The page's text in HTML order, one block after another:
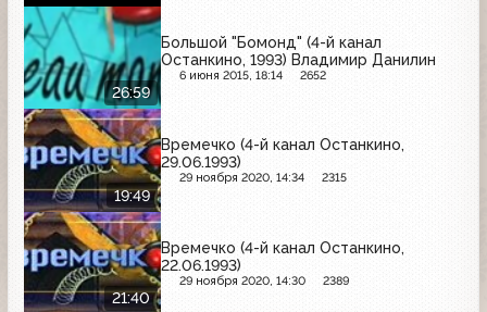
26:59
Большой "Бомонд" (4-й канал
Останкино, 1993) Владимир Данилин
6 июня 2015, 18:14 2652
19:49
Времечко (4-й канал Останкино,
29.06.1993)
29 ноября 2020, 14:34 2315
21:40
Времечко (4-й канал Останкино,
22.06.1993)
29 ноября 2020, 14:30 2389